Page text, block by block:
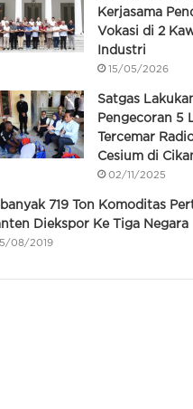
Kerjasama
Vokasi di 2
Industri
15/05/2026
Satgas
Pengecoran 5
Tercemar
Cesium di
02/11/2025
719 Ton Komoditas
Diekspor Ke Tiga Negara
08/2019